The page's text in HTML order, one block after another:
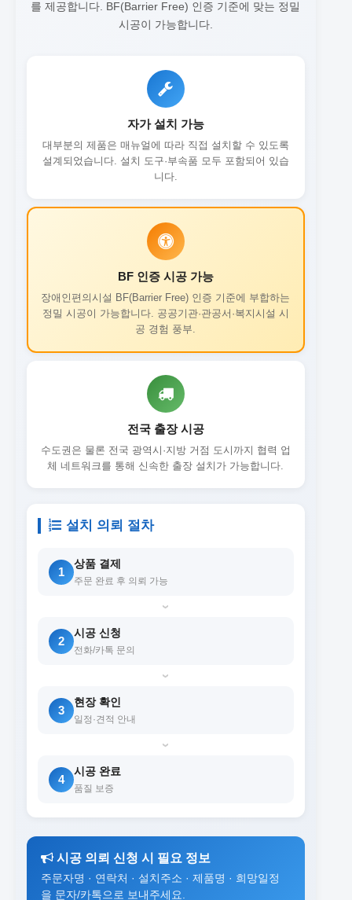
를 제공합니다. BF(Barrier Free) 인증 기준에 맞는 정밀
시공이 가능합니다.
자가 설치 가능
대부분의 제품은 매뉴얼에 따라 직접 설치할 수 있도록
설계되었습니다. 설치 도구·부속품 모두 포함되어 있습
니다.
BF 인증 시공 가능
장애인편의시설 BF(Barrier Free) 인증 기준에 부합하는
정밀 시공이 가능합니다. 공공기관·관공서·복지시설 시
공 경험 풍부.
전국 출장 시공
수도권은 물론 전국 광역시·지방 거점 도시까지 협력 업
체 네트워크를 통해 신속한 출장 설치가 가능합니다.
설치 의뢰 절차
1
상품 결제
주문 완료 후 의뢰 가능
›
2
시공 신청
전화/카톡 문의
›
3
현장 확인
일정·견적 안내
›
4
시공 완료
품질 보증
시공 의뢰 신청 시 필요 정보
주문자명 · 연락처 · 설치주소 · 제품명 · 희망일정
을 문자/카톡으로 보내주세요.